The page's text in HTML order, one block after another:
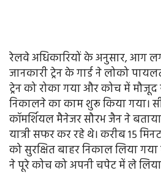
रेलवे अधिकारियों के अनुसार, आग
जानकारी ट्रेन के गार्ड ने लोको
ट्रेन को रोका गया और कोच में मौजूद
निकालने का काम शुरू किया गया।
कॉमर्शियल मैनेजर सौरभ जैन ने
यात्री सफर कर रहे थे। करीब 15
को सुरक्षित बाहर निकाल लिया
ने पूरे कोच को अपनी चपेट में ले